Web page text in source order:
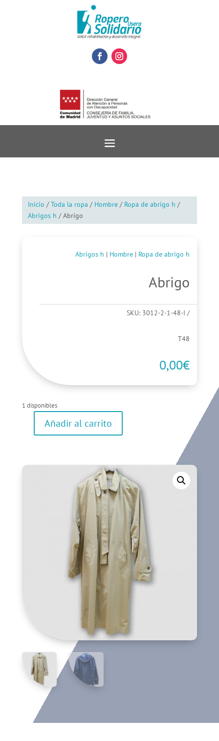
Inicio /Toda la ropa / Hombre/ Ropa de abrigo h /
Abrigos h / Abrigo
Abrigos h | Hombre | Ropa de abrigo h
Abrigo
SKU: 3012-2-1-48-I
T48
0,00€
1 disponibles
Añadir al carrito